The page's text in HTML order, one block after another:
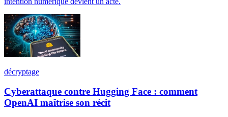
décryptage
Cyberattaque contre Hugging Face : comment
OpenAI maîtrise son récit